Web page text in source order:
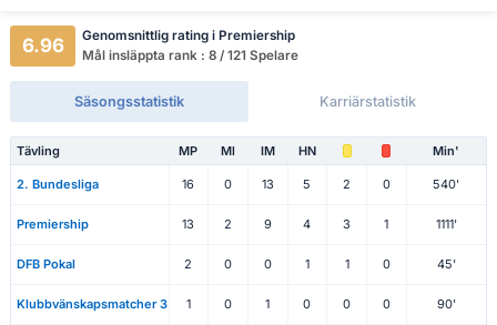
6.96
Genomsnittlig rating i Premiership
Mål insläppta rank : 8 / 121 Spelare
Säsongsstatistik Karriärstatistik
Tävling MP Ml IM HN Min'
2. Bundesliga 16 0 13 5 2 0 540'
Premiership 13 2 9 4 3 1 1111'
DFB Pokal 2 0 0 1 1 0 45'
Klubbvänskapsmatcher 3 1 0 1 0 0 0 90'